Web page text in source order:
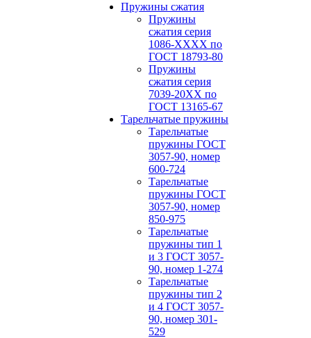
Пружины сжатия
Пружины
сжатия серия
1086-ХХХХ по
ГОСТ 18793‑80
Пружины
сжатия серия
7039-20ХХ по
ГОСТ 13165‑67
Тарельчатые пружины
Тарельчатые
пружины ГОСТ
3057-90, номер
600-724
Тарельчатые
пружины ГОСТ
3057-90, номер
850-975
Тарельчатые
пружины тип 1
и 3 ГОСТ 3057-
90, номер 1-274
Тарельчатые
пружины тип 2
и 4 ГОСТ 3057-
90, номер 301-
529